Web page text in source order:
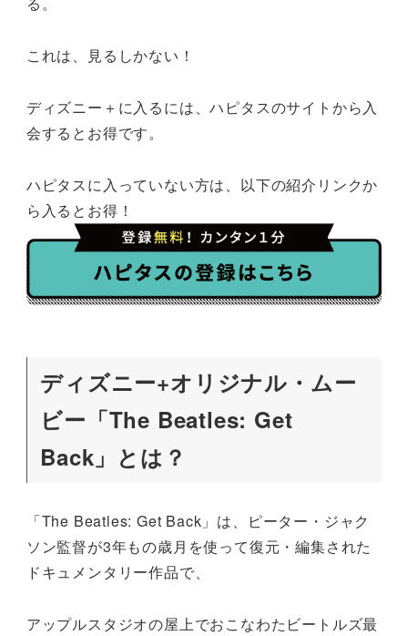
これは、見るしかない！
ディズニー＋に入るには、ハピタスのサイトから入
会するとお得です。
ハピタスに入っていない方は、以下の紹介リンクか
ら入るとお得！
ディズニー+オリジナル・ムー
ビー「The Beatles: Get
Back」とは？
「The Beatles: Get Back」は、ピーター・ジャク
ソン監督が3年もの歳月を使って復元・編集された
ドキュメンタリー作品で、
アップルスタジオの屋上でおこなわたビートルズ最